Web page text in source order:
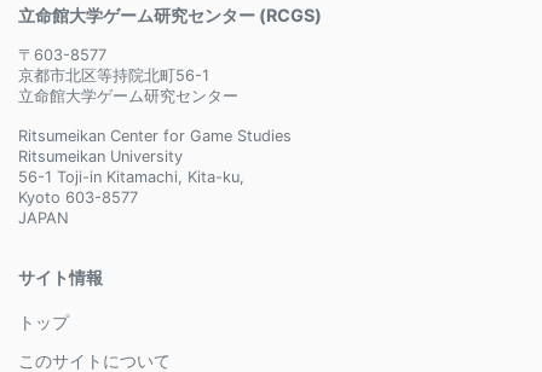
立命館大学ゲーム研究センター (RCGS)
〒603-8577
京都市北区等持院北町56-1
立命館大学ゲーム研究センター
Ritsumeikan Center for Game Studies
Ritsumeikan University
56-1 Toji-in Kitamachi, Kita-ku,
Kyoto 603-8577
JAPAN
サイト情報
トップ
このサイトについて